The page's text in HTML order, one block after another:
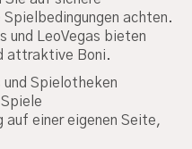
achten.
und LeoVegas bieten
attraktive Boni.
und Spielotheken
auf einer eigenen Seite,